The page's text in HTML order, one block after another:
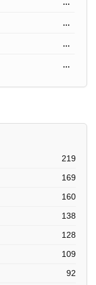
...
...
...
219
169
160
138
128
109
92